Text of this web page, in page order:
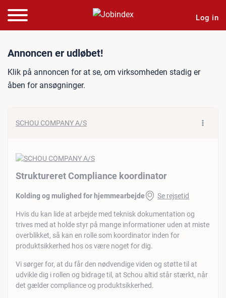
Log in
Jobannonce: Struktureret
Annoncen er udløbet!
Klik på annoncen for at se, om virksomheden stadig er
åben for ansøgninger.
SCHOU COMPANY A/S
Struktureret Compliance koordinator
Kolding og mulighed for hjemmearbejde Se rejsetid
Hvis du kan lide at arbejde med teknisk dokumentation og
trives med at holde styr på mange informationer uden at miste
overblikket, så kan en rolle som koordinator inden for
produktsikkerhed hos os være noget for dig.
Vi sørger for, at du får den nødvendige viden og støtte til at
udvikle dig i rollen og bidrage til, at Schou altid står stærkt, når
det gælder compliance og produktsikkerhed.